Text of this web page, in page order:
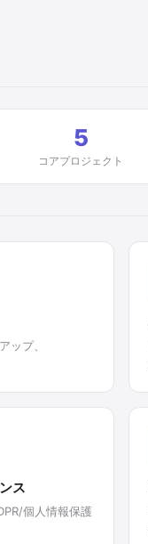
5
コアプロジェクト
ップ、
ス
個人情報保護